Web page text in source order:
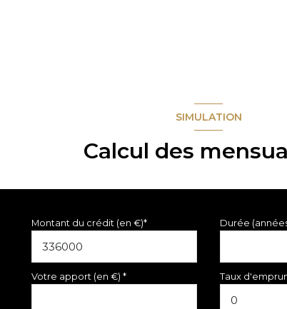
SIMULATION
Calcul des
Montant du crédit (en €)* Durée
Votre apport (en €) * Taux